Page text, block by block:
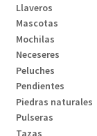
Llaveros
Mascotas
Mochilas
Neceseres
Peluches
Pendientes
Piedras naturales
Pulseras
Tazas